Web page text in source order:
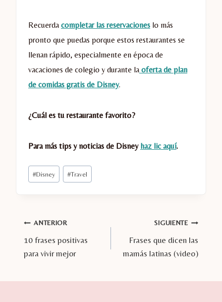
Recuerda completar las reservaciones lo más
pronto que puedas porque estos restaurantes se
llenan rápido, especialmente en época de
vacaciones de colegio y durante la oferta de plan
de comidas gratis de Disney.
¿Cuál es tu restaurante favorito?
Para más tips y noticias de Disney haz lic aquí.
Etiquetas
de
#Disney #Travel
Navegación
de
ANTERIOR
10 frases positivas
para vivir mejor
SIGUIENTE
Frases que dicen las
mamás latinas (video)